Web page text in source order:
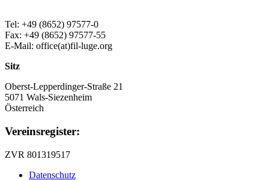
Tel: +49 (8652) 97577-0
Fax: +49 (8652) 97577-55
E-Mail: office(at)fil-luge.org
Sitz
Oberst-Lepperdinger-Straße 21
5071 Wals-Siezenheim
Österreich
Vereinsregister:
ZVR 801319517
Datenschutz